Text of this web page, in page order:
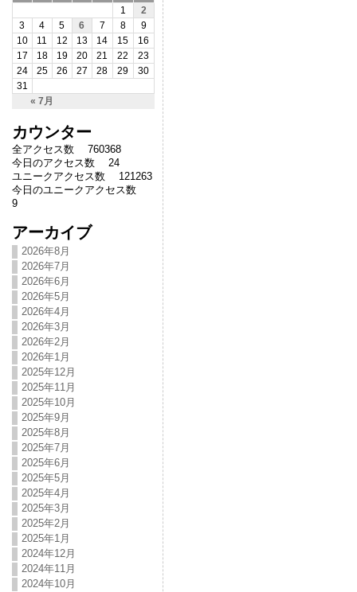
« 7月
1
2
3
4 5 6 7 8
9
10
11 12 13 14 15
16
17
18 19 20 21 22
23
24
25 26 27 28 29
30
31
カウンター
全アクセス数 760368
今日のアクセス数 24
ユニークアクセス数 121263
今日のユニークアクセス数
9
アーカイブ
2026年8月
2026年7月
2026年6月
2026年5月
2026年4月
2026年3月
2026年2月
2026年1月
2025年12月
2025年11月
2025年10月
2025年9月
2025年8月
2025年7月
2025年6月
2025年5月
2025年4月
2025年3月
2025年2月
2025年1月
2024年12月
2024年11月
2024年10月